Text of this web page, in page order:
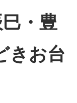
・豊
きお台